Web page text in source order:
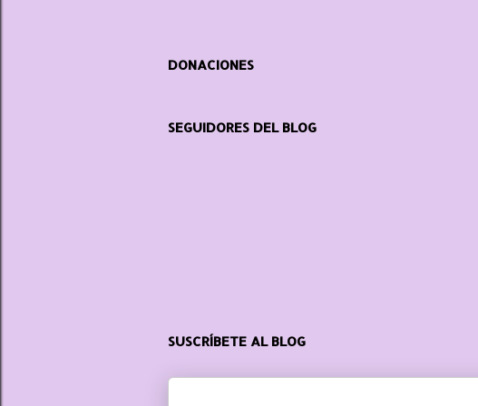
DONACIONES
SEGUIDORES DEL BLOG
SUSCRÍBETE AL BLOG